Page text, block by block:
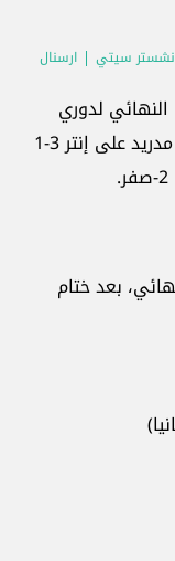
سيتي
ارسنال
النهائي لدوري
أبطال أوروبا لكرة القدم، بعد فوز أتلتيكو مدريد على إنتر 3-1
بعد ختام